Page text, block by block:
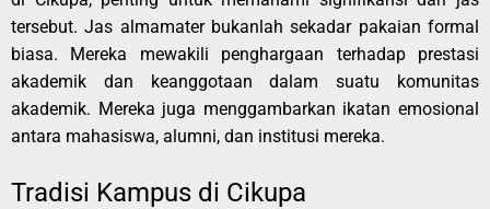
tersebut. Jas almamater bukanlah sekadar pakaian formal
biasa. Mereka mewakili penghargaan terhadap prestasi
akademik dan keanggotaan dalam suatu komunitas
akademik. Mereka juga menggambarkan ikatan emosional
antara mahasiswa, alumni, dan institusi mereka.
Tradisi Kampus di Cikupa